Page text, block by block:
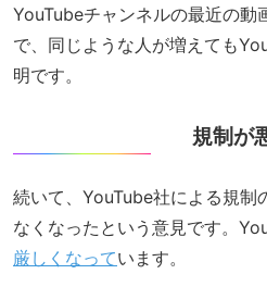
YouTubeチャンネルの最近の動
で、同じような人が増えても
明です。
規制が
続いて、YouTube社による規制
なくなったという意見です。
厳しくなっています。